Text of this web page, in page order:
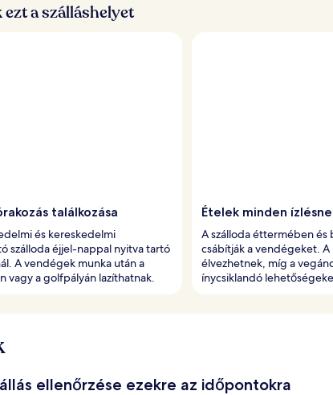
a szálláshelyet
találkozása
és kereskedelmi
szálloda éjjel-nappal nyitva tartó
A vendégek munka után a
vagy a golfpályán lazíthatnak.
Ételek minden
A szálloda éttermében és
csábítják a vendégeket.
élvezhetnek, míg a
ínycsiklandó
ellenőrzése ezekre az időpontokra